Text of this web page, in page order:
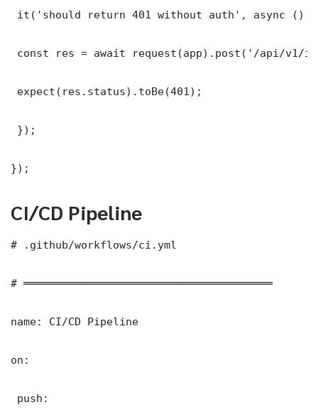
it('should return 401 without auth', async ()
const res = await request(app).post('/api/v1/
expect(res.status).toBe(401);
});
});
CI/CD Pipeline
# .github/workflows/ci.yml
# ═══════════════════════════════════════
name: CI/CD Pipeline
on:
push: